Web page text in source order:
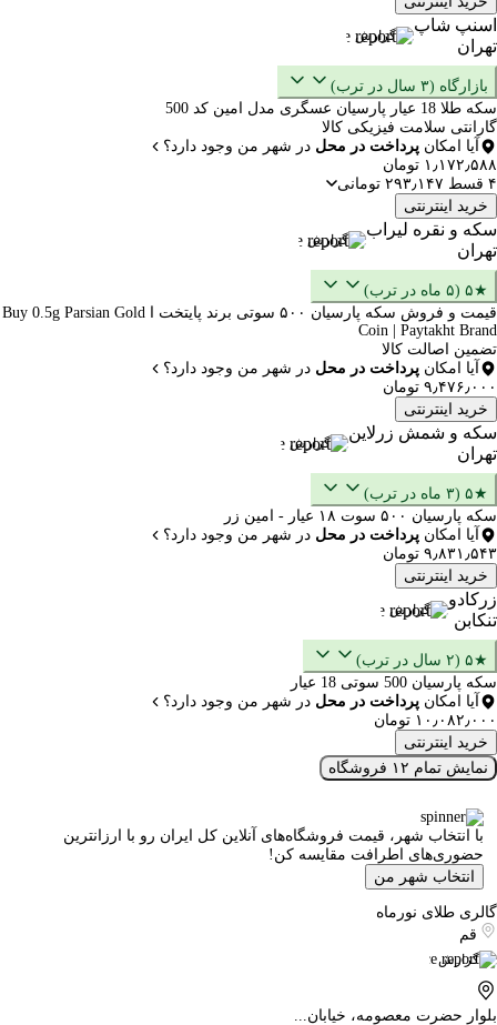
اسنپ شاپ
تهران
گزارش
بازارگاه (۳ سال در ترب)
سکه طلا 18 عیار پارسیان عسگری مدل امین کد 500
گارانتی سلامت فیزیکی کالا
آیا امکان پرداخت در محل در شهر من وجود دارد؟
۱٫۱۷۲٫۵۸۸ تومان
۴ قسط ۲۹۳٫۱۴۷ تومانی
خرید اینترنتی
سکه و نقره لیراب
تهران
گزارش
★۵ (۵ ماه در ترب)
قیمت و فروش سکه پارسیان ۵۰۰ سوتی برند پایتخت ا Buy 0.5g Parsian Gold
Coin | Paytakht Brand
تضمین اصالت کالا
آیا امکان پرداخت در محل در شهر من وجود دارد؟
۹٫۴۷۶٫۰۰۰ تومان
خرید اینترنتی
سکه و شمش زرلاین
تهران
گزارش
★۵ (۳ ماه در ترب)
سکه پارسیان ۵۰۰ سوت ۱۸ عیار - امین زر
آیا امکان پرداخت در محل در شهر من وجود دارد؟
۹٫۸۳۱٫۵۴۳ تومان
خرید اینترنتی
زرکادو
تنکابن
گزارش
★۵ (۲ سال در ترب)
سکه پارسیان 500 سوتی 18 عیار
آیا امکان پرداخت در محل در شهر من وجود دارد؟
۱۰٫۰۸۲٫۰۰۰ تومان
خرید اینترنتی
نمایش تمام ۱۲ فروشگاه
با انتخاب شهر، قیمت فروشگاه‌های آنلاین کل ایران رو با ارزانترین
حضوری‌های اطرافت مقایسه کن!
انتخاب شهر من
گالری طلای نورماه
قم
گزارش
بلوار حضرت معصومه، خیابان...